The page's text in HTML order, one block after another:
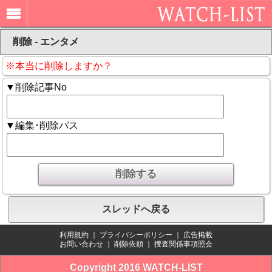
削除 - エンタメ
※本当に削除しますか？
▼削除記事No
▼編集･削除パス
スレッドへ戻る
利用規約 プライバシーポリシー
広告掲載
お問い合わせ
削除依頼 捜査関係事項照会
Copyright 2016 WATCH-LIST